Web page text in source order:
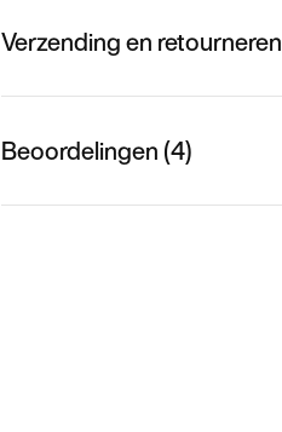
Verzending en retourneren
Beoordelingen (4)